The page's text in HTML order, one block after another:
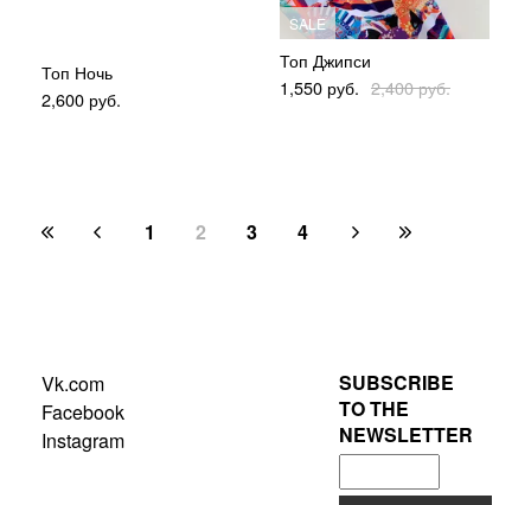
Топ Ночь
2,600 руб.
SALE
Топ Джипси
1,550 руб. 2,400руб.
1 2 3 4
Vk.com
Facebook
Instagram
SUBSCRIBE
TO THE
NEWSLETTER